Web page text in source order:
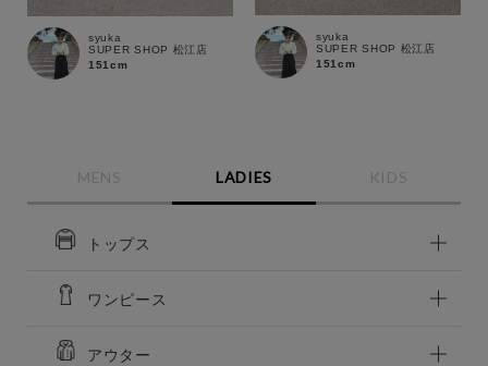
syuka
SUPER SHOP 松江店
151cm
syuka
SUPER SHOP 松江店
151cm
MENS LADIES KIDS
トップス
ワンピース
アウター